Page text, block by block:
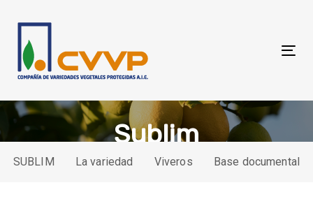
links
primary
navigation
Skip
to
content
Sublim
SUBLIM La variedad Viveros Base documental